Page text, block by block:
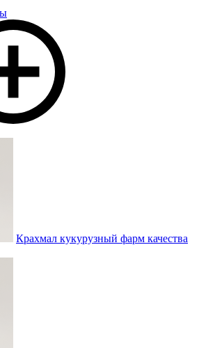
Крахмал кукурузный фарм качества